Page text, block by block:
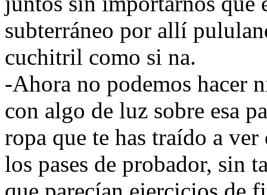
subterráneo por allí
cuchitril como si na.
-Ahora no podemos hacer
con algo de luz sobre esa
ropa que te has traído a
los pases de probador, sin